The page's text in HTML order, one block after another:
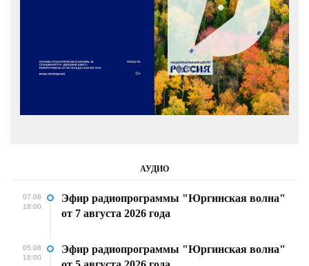
АУДИО
07.08
18:00
Эфир радиопрограммы "Юргинская волна"
от 7 августа 2026 года
05.08
18:00
Эфир радиопрограммы "Юргинская волна"